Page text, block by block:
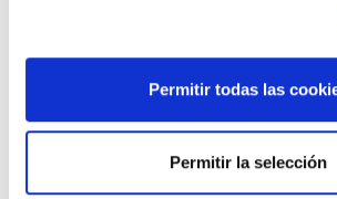
Permitir todas las
Permitir la selección
y los trabajadores y generaría la
aumentado, por lo que es
establecer los medios y
para garantizar la seguridad del